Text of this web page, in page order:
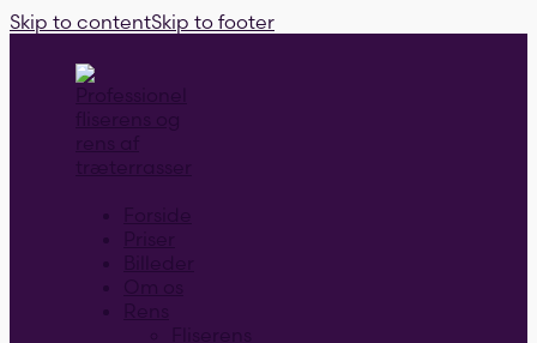
Skip to contentSkip to footer